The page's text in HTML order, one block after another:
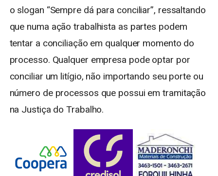
o slogan “Sempre dá para conciliar”, ressaltando
que numa ação trabalhista as partes podem
tentar a conciliação em qualquer momento do
processo. Qualquer empresa pode optar por
conciliar um litígio, não importando seu porte ou
número de processos que possui em tramitação
na Justiça do Trabalho.